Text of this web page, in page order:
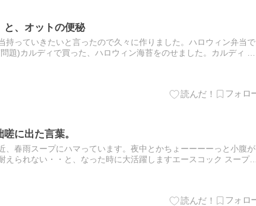
と、オットの便秘
持っていきたいと言ったので久々に作りました。ハロウィン弁当で
題)カルディで買った、ハロウィン海苔をのせました。カルディ ハ
に出た言葉。
、春雨スープにハマっています。夜中とかちょーーーーっと小腹が
えられない・・と、なった時に大活躍しますエースコック スープは